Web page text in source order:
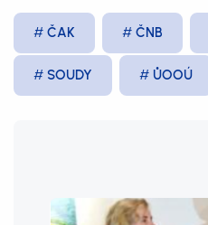
ČAK ČNB
SOUDY ŮOOÚ